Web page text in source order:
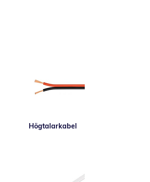
Högtalarkabel